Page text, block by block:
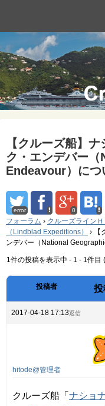
【クルーズ船】
ク・エンデバー
Endeavour）につ
error 0
フォーラム › クルーズラインＨ
（Lindblad Expeditions）
›
ンデバー（National
1件の投稿を表示中 - 1 - 1件目
投稿者 投
2017-04-18 17:13返信
hitode@管理者
クルーズ船「 ナショ